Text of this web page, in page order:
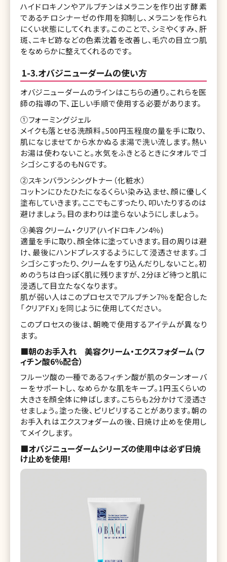
ハイドロキノンやアルブチンはメラニンを作り出す酵素
であるチロシナーゼの作用を抑制し、メラニンを作られ
にくい状態にしてくれます。このことで、シミやくすみ、肝
斑、ニキビ跡などの色素沈着を改善し、毛穴の目立つ肌
をなめらかに整えてくれるのです。
1-3.オバジニューダームの使い方
オバジニューダームのラインはこちらの通り。これらを医
師の指導の下、正しい手順で使用する必要があります。
①フォーミングジェル
メイクも落とせる洗顔料。500円玉程度の量を手に取り、
肌になじませてから水かぬるま湯で洗い流します。熱い
お湯は使わないこと。水気をふきとるときにタオルでゴ
シゴシこするのもNGです。
②スキンバランシングトナー（化粧水）
コットンにひたひたになるくらい染み込ませ、顔に優しく
塗布していきます。ここでもこすったり、叩いたりするのは
避けましょう。目のまわりは塗らないようにしましょう。
③美容クリーム・クリア(ハイドロキノン4％)
適量を手に取り、顔全体に塗っていきます。目の周りは避
け、最後にハンドプレスするようにして浸透させます。ゴ
シゴシこすったり、クリームをすり込んだりしないこと。初
めのうちは白っぽく肌に残りますが、2分ほど待つと肌に
浸透して目立たなくなります。
肌が弱い人はこのプロセスでアルブチン7％を配合した
「クリアFX」を同じように使用してください。
このプロセスの後は、朝晩で使用するアイテムが異なり
ます。
■朝のお手入れ 美容クリーム・エクスフォダーム（フ
ィチン酸6％配合）
フルーツ酸の一種であるフィチン酸が肌のターンオーバ
ーをサポートし、なめらかな肌をキープ。1円玉くらいの
大きさを顔全体に伸ばします。こちらも2分かけて浸透さ
せましょう。塗った後、ピリピリすることがあります。朝の
お手入れはエクスフォダームの後、日焼け止めを使用し
てメイクします。
■オバジニューダームシリーズの使用中は必ず日焼
け止めを使用!